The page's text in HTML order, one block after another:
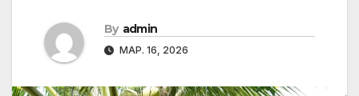
By admin
МАР. 16, 2026